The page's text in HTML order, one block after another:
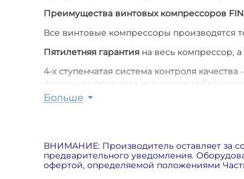
Преимущества винтовых компрессоров
Все винтовые компрессоры производятся
Пятилетняя гарантия на весь компрессор,
4-х ступенчатая система контроля качества
финальная проверка полностью
Poly-V ремень с периодичностью замены от
Пониженный уровень шума (меньше на
вентилятора, специальных шумозащитных
Экономия электричества на 5%
Больше
ВНИМАНИЕ: Производитель оставляет за
предварительного уведомления.
офертой, определяемой положениями